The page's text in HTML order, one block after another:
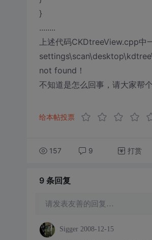
}
........
上述代码CKDtreeView.cpp中
not found！
不知道是怎么回事，请大家帮
给本帖投票
157 9 打赏
9 条回复
请发表友善的回复…
Sigger 2008-12-15